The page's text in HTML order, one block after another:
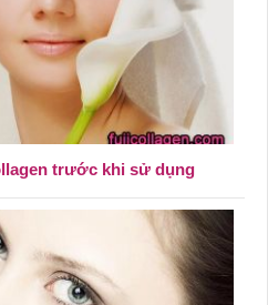
trước khi sử dụng